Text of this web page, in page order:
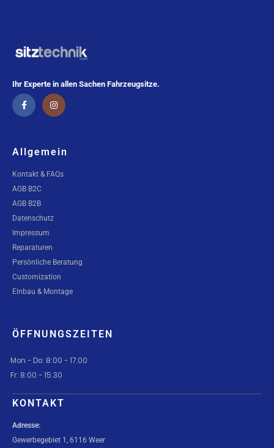
Ihr Experte in allen Sachen Fahrzeugsitze.
Allgemein
Kontakt & FAQs
AGB B2C
AGB B2B
Datenschutz
Impressum
Reparaturen
Persönliche Beratung
Customization
Einbau & Montage
ÖFFNUNGSZEITEN
Mon - Do: 8:00 - 17:00
Fr: 8:00 - 15:30
KONTAKT
Adresse:
Gewerbegebiet 1, 6116 Weer